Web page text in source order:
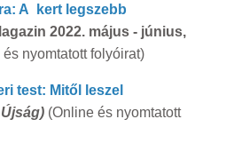
A kert legszebb
2022. május - június,
nyomtatott folyóirat)
test: Mitől leszel
(Online és nyomtatott